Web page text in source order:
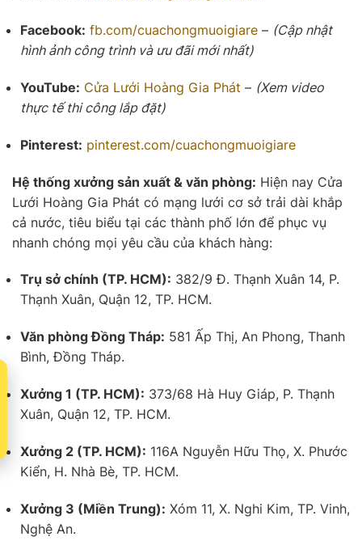
Facebook: fb.com/cuachongmuoigiare – (Cập nhật
hình ảnh công trình và ưu đãi mới nhất)
YouTube: Cửa Lưới Hoàng Gia Phát – (Xem video
thực tế thi công lắp đặt)
Pinterest: pinterest.com/cuachongmuoigiare
Hệ thống xưởng sản xuất & văn phòng: Hiện nay Cửa
Lưới Hoàng Gia Phát có mạng lưới cơ sở trải dài khắp
cả nước, tiêu biểu tại các thành phố lớn để phục vụ
nhanh chóng mọi yêu cầu của khách hàng:
Trụ sở chính (TP. HCM): 382/9 Đ. Thạnh Xuân 14, P.
Thạnh Xuân, Quận 12, TP. HCM.
Văn phòng Đồng Tháp: 581 Ấp Thị, An Phong, Thanh
Bình, Đồng Tháp.
Xưởng 1 (TP. HCM): 373/68 Hà Huy Giáp, P. Thạnh
Xuân, Quận 12, TP. HCM.
Xưởng 2 (TP. HCM): 116A Nguyễn Hữu Thọ, X. Phước
Kiển, H. Nhà Bè, TP. HCM.
Xưởng 3 (Miền Trung): Xóm 11, X. Nghi Kim, TP. Vinh,
Nghệ An.